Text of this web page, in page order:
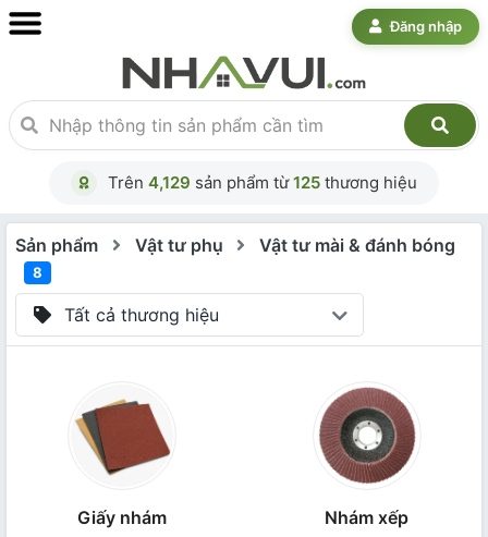
Đăng nhập
Trên 4,129 sản phẩm từ125 thương hiệu
Sản phẩm Vật tư phụ Vật tư mài & đánh bóng
8
Tất cả thương hiệu
Giấy nhám Nhám xếp